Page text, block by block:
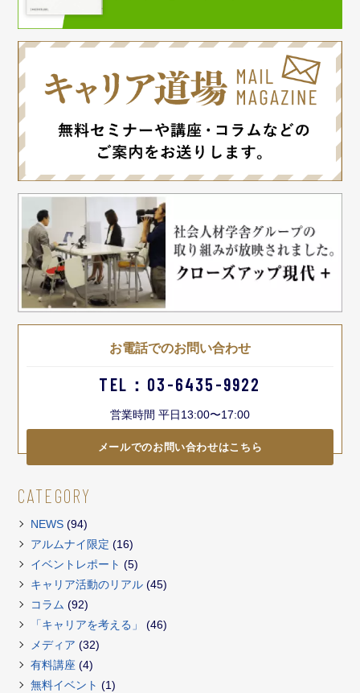
お電話でのお問い合わせ
TEL：03-6435-9922
営業時間 平日13:00〜17:00
メールでのお問い合わせはこちら
CATEGORY
NEWS (94)
アルムナイ限定 (16)
イベントレポート (5)
キャリア活動のリアル (45)
コラム (92)
「キャリアを考える」
(46)
メディア (32)
有料講座 (4)
無料イベント (1)